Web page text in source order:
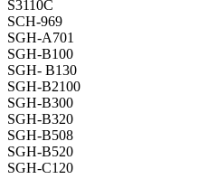
S3110C
SCH-969
SGH-A701
SGH-B100
SGH- B130
SGH-B2100
SGH-B300
SGH-B320
SGH-B508
SGH-B520
SGH-C120